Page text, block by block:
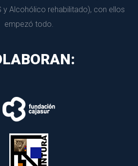
y Alcohólico rehabilitado), con ellos
empezó todo.